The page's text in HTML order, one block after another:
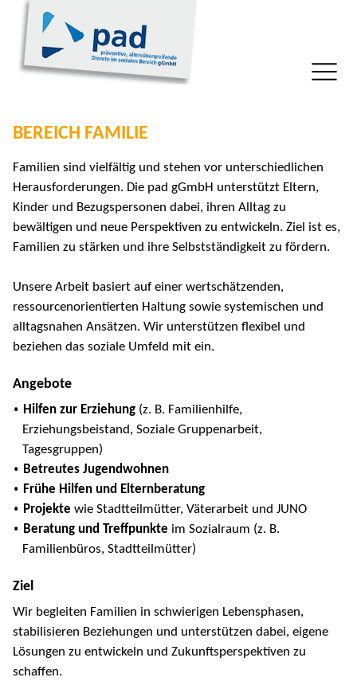
BEREICH FAMILIE
Familien sind vielfältig und stehen vor unterschiedlichen
Herausforderungen. Die pad gGmbH unterstützt Eltern,
Kinder und Bezugspersonen dabei, ihren Alltag zu
bewältigen und neue Perspektiven zu entwickeln. Ziel ist es,
Familien zu stärken und ihre Selbstständigkeit zu fördern.
Unsere Arbeit basiert auf einer wertschätzenden,
ressourcenorientierten Haltung sowie systemischen und
alltagsnahen Ansätzen. Wir unterstützen flexibel und
beziehen das soziale Umfeld mit ein.
Angebote
Hilfen zur Erziehung (z. B. Familienhilfe,
Erziehungsbeistand, Soziale Gruppenarbeit,
Tagesgruppen)
Betreutes Jugendwohnen
Frühe Hilfen und Elternberatung
Projekte wie Stadtteilmütter, Väterarbeit und JUNO
Beratung und Treffpunkte im Sozialraum (z. B.
Familienbüros, Stadtteilmütter)
Ziel
Wir begleiten Familien in schwierigen Lebensphasen,
stabilisieren Beziehungen und unterstützen dabei, eigene
Lösungen zu entwickeln und Zukunftsperspektiven zu
schaffen.